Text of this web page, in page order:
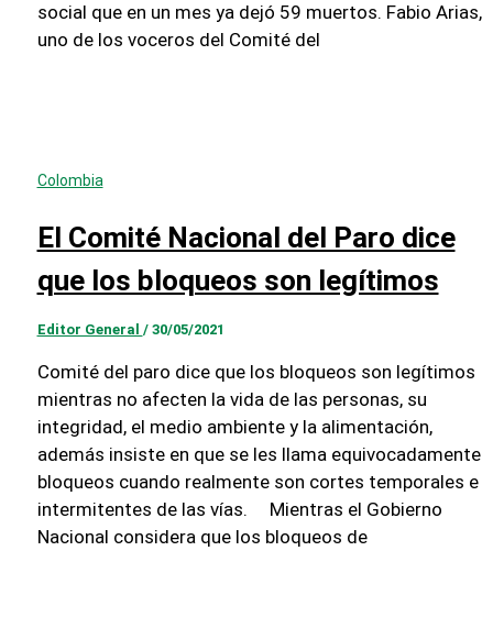
social que en un mes ya dejó 59 muertos. Fabio Arias,
uno de los voceros del Comité del
Colombia
El Comité Nacional del Paro dice
que los bloqueos son legítimos
Editor General / 30/05/2021
Comité del paro dice que los bloqueos son legítimos
mientras no afecten la vida de las personas, su
integridad, el medio ambiente y la alimentación,
además insiste en que se les llama equivocadamente
bloqueos cuando realmente son cortes temporales e
intermitentes de las vías. Mientras el Gobierno
Nacional considera que los bloqueos de